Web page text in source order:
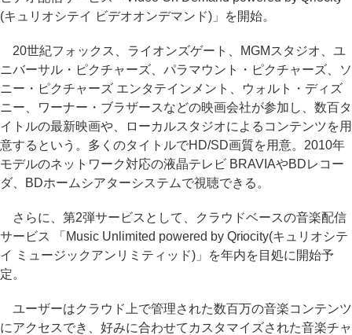
(キュリオシテイ ビデオオンデマンド)」を開始。
20世紀フォックス、ライオンズゲート、MGMスタジオ、ユ
ニバーサル・ピクチャーズ、パラマウント・ピクチャーズ、ソ
ニー・ピクチャーズ エンタテインメント、ウォルト・ディズ
ニー、ワーナー・ブラザースなどの映画会社が参加し、数百タ
イトルの最新映画や、ローカルスタジオによるコンテンツを用
意するという。多くのタイトルでHD/SD画質を用意。2010年
モデルのネットワーク対応の液晶テレビ BRAVIAやBDレコー
ダ、BDホームシアターシステムで視聴できる。
さらに、第2弾サービスとして、クラウドベースの音楽配信
サービス 「Music Unlimited powered by Qriocity(キュリオシテ
イ ミュージックアンリミティッド)」を年内を目処に開始予
定。
ユーザーはクラウド上で管理された数百万の音楽コンテンツ
にアクセスでき、好みに合わせてカスタマイズされた音楽チャ